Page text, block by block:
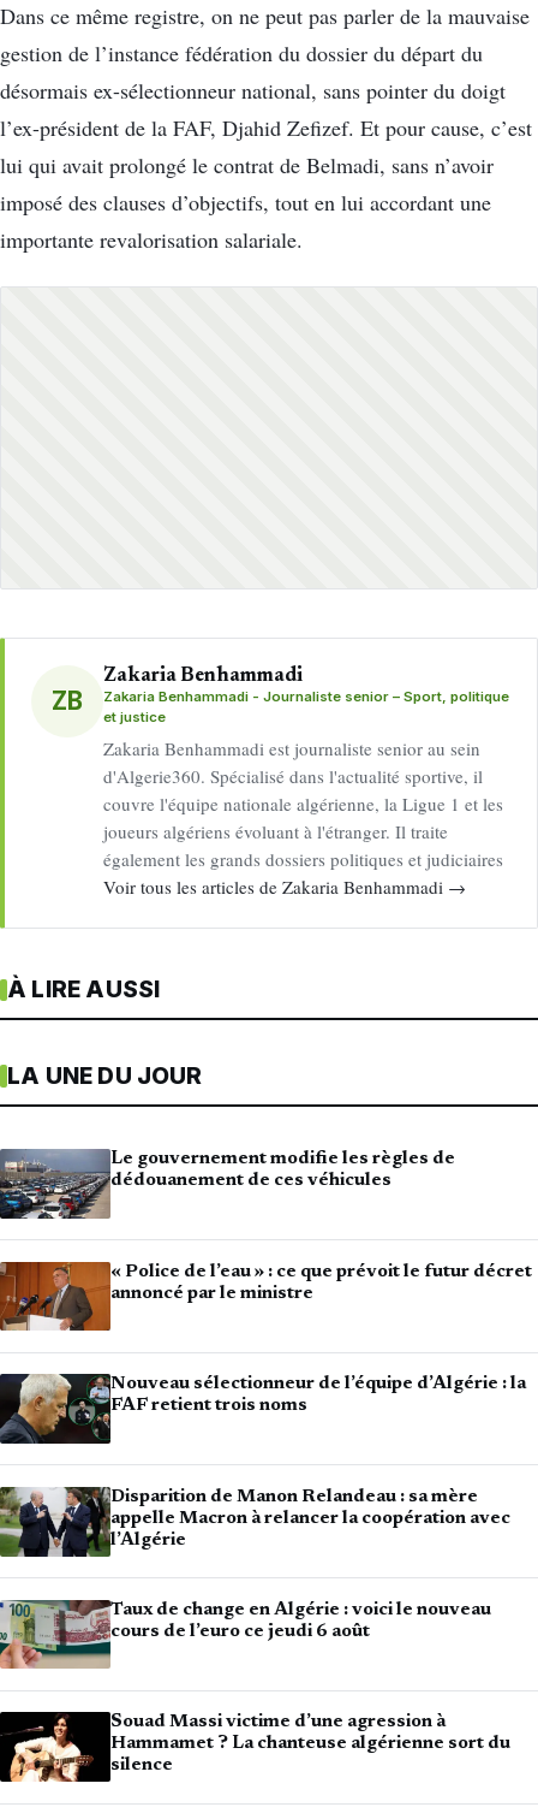
Dans ce même registre, on ne peut pas parler de la mauvaise
gestion de l’instance fédération du dossier du départ du
désormais ex-sélectionneur national, sans pointer du doigt
l’ex-président de la FAF, Djahid Zefizef. Et pour cause, c’est
lui qui avait prolongé le contrat de Belmadi, sans n’avoir
imposé des clauses d’objectifs, tout en lui accordant une
importante revalorisation salariale.
ZB
Zakaria Benhammadi
Zakaria Benhammadi - Journaliste senior – Sport, politique
et justice
Zakaria Benhammadi est journaliste senior au sein
d'Algerie360. Spécialisé dans l'actualité sportive, il
couvre l'équipe nationale algérienne, la Ligue 1 et les
joueurs algériens évoluant à l'étranger. Il traite
également les grands dossiers politiques et judiciaires
Voir tous les articles de Zakaria Benhammadi →
À LIRE AUSSI
LA UNE DU JOUR
Le gouvernement modifie les règles de
dédouanement de ces véhicules
« Police de l’eau » : ce que prévoit le futur décret
annoncé par le ministre
Nouveau sélectionneur de l’équipe d’Algérie : la
FAF retient trois noms
Disparition de Manon Relandeau : sa mère
appelle Macron à relancer la coopération avec
l’Algérie
Taux de change en Algérie : voici le nouveau
cours de l’euro ce jeudi 6 août
Souad Massi victime d’une agression à
Hammamet ? La chanteuse algérienne sort du
silence